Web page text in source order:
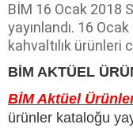
BİM 16 Ocak 2018
yayınlandı. 16
kahvaltılık ürünleri
BİM AKTÜEL
BİM Aktüel
ürünler kataloğu